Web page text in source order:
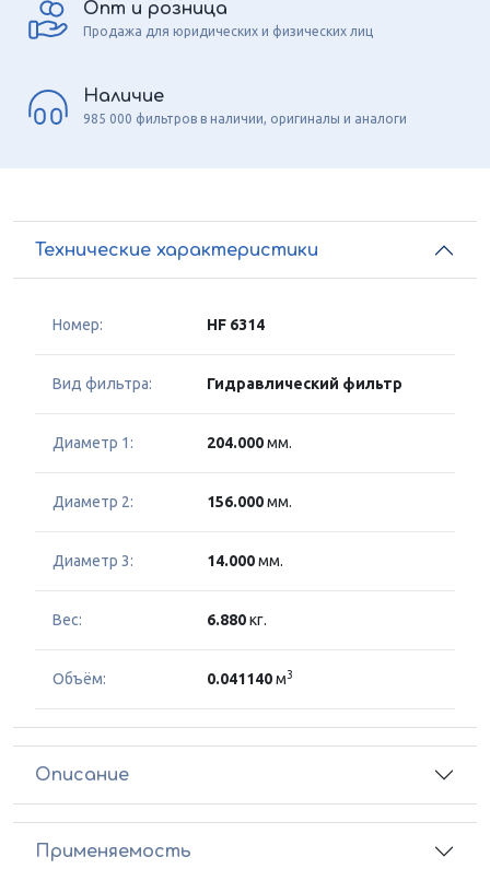
Опт и розница
Продажа для юридических и физических лиц
Наличие
985 000 фильтров в наличии, оригиналы и аналоги
Технические характеристики
Номер: HF 6314
Вид фильтра: Гидравлический фильтр
Диаметр 1: 204.000мм.
Диаметр 2: 156.000мм.
Диаметр 3: 14.000мм.
Вес: 6.880кг.
Объём: 0.041140м3
Описание
Применяемость